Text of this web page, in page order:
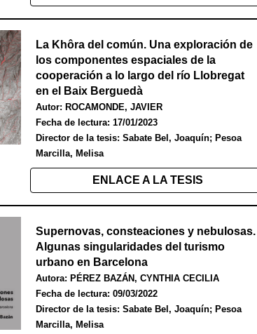
La Khôra del común. Una exploración de
los componentes espaciales de la
cooperación a lo largo del río Llobregat
en el Baix Berguedà
Autor: ROCAMONDE, JAVIER
Fecha de lectura: 17/01/2023
Director de la tesis: Sabate Bel, Joaquín; Pesoa
Marcilla, Melisa
ENLACE A LA TESIS
Supernovas, consteaciones y nebulosas.
Algunas singularidades del turismo
urbano en Barcelona
Autora: PÉREZ BAZÁN, CYNTHIA CECILIA
Fecha de lectura: 09/03/2022
Director de la tesis: Sabate Bel, Joaquín; Pesoa
Marcilla, Melisa